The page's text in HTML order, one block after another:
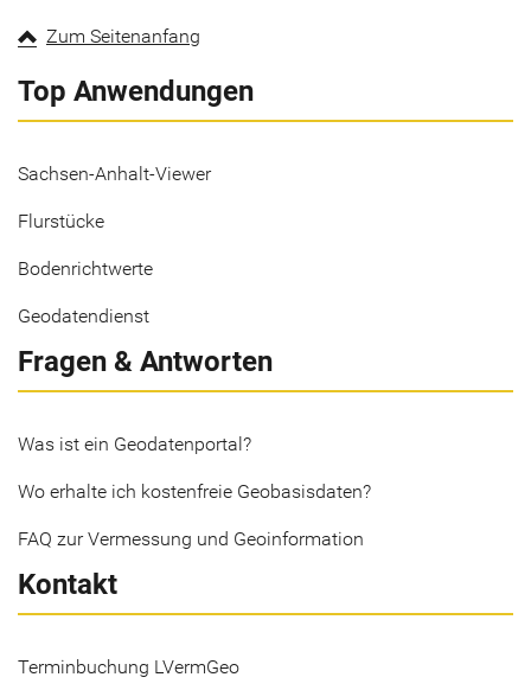
Zum Seitenanfang
Top Anwendungen
Sachsen-Anhalt-Viewer
Flurstücke
Bodenrichtwerte
Geodatendienst
Fragen & Antworten
Was ist ein Geodatenportal?
Wo erhalte ich kostenfreie Geobasisdaten?
FAQ zur Vermessung und Geoinformation
Kontakt
Terminbuchung LVermGeo